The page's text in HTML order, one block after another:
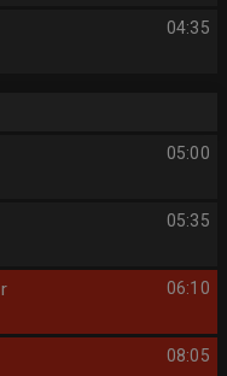
04:35
05:00
05:35
06:10
08:05